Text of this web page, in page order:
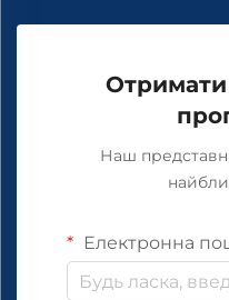
Наш
Електронна